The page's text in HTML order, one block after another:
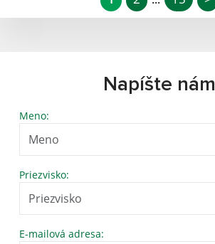
Napíšte nám
Meno:
Priezvisko:
E-mailová adresa: